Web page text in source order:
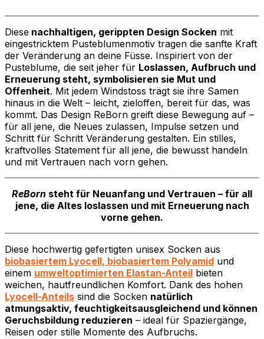
Diese nachhaltigen, gerippten Design Socken mit
eingestricktem Pusteblumenmotiv tragen die sanfte Kraft
der Veränderung an deine Füsse. Inspiriert von der
Pusteblume, die seit jeher für Loslassen, Aufbruch und
Erneuerung steht, symbolisieren sie Mut und
Offenheit. Mit jedem Windstoss trägt sie ihre Samen
hinaus in die Welt – leicht, zieloffen, bereit für das, was
kommt. Das Design ReBorn greift diese Bewegung auf –
für all jene, die Neues zulassen, Impulse setzen und
Schritt für Schritt Veränderung gestalten. Ein stilles,
kraftvolles Statement für all jene, die bewusst handeln
und mit Vertrauen nach vorn gehen.
ReBorn steht für Neuanfang und Vertrauen – für all
jene, die Altes loslassen und mit Erneuerung nach
vorne gehen.
Diese hochwertig gefertigten unisex Socken aus
biobasiertem Lyocell, biobasiertem Polyamid und
einem umweltoptimierten Elastan-Anteil bieten
weichen, hautfreundlichen Komfort. Dank des hohen
Lyocell-Anteils sind die Socken natürlich
atmungsaktiv, feuchtigkeitsausgleichend und können
Geruchsbildung reduzieren – ideal für Spaziergänge,
Reisen oder stille Momente des Aufbruchs.